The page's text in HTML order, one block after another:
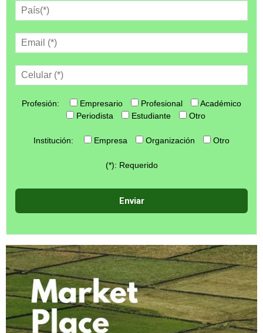
Profesión: Empresario Profesional
Académico
Periodista
Estudiante Otro
Institución: Empresa Organización Otro
(*): Requerido